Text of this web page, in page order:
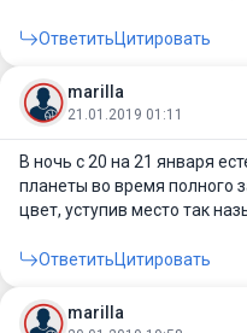
ОтветитьЦитировать
marilla
21.01.2019 01:11
В ночь с 20 на 21 января
планеты во время полного
цвет, уступив место так
ОтветитьЦитировать
marilla